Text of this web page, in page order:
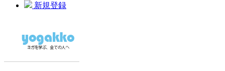
新規登録